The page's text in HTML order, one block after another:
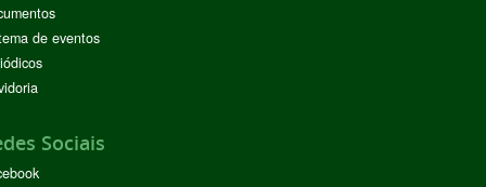
de eventos
Sociais